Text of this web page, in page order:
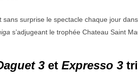
surprise le spectacle chaque jour
s’adjugeant le trophée Chateau Saint
3 et Expresso 3